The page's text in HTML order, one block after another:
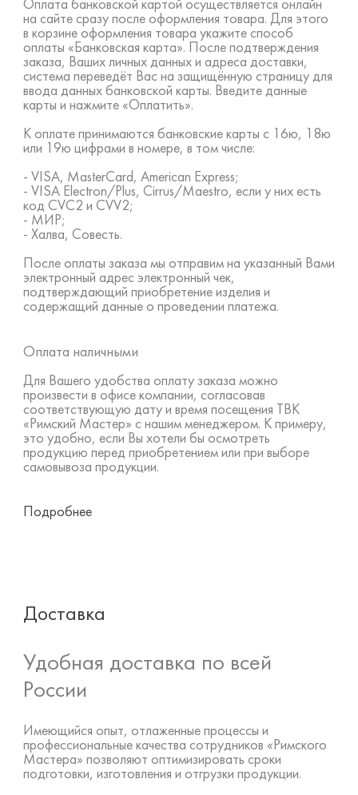
Оплата банковской картой осуществляется онлайн
на сайте сразу после оформления товара. Для этого
в корзине оформления товара укажите способ
оплаты «Банковская карта». После подтверждения
заказа, Ваших личных данных и адреса доставки,
система переведёт Вас на защищённую страницу для
ввода данных банковской карты. Введите данные
карты и нажмите «Оплатить».
К оплате принимаются банковские карты с 16ю, 18ю
или 19ю цифрами в номере, в том числе:
- VISA, MasterCard, American Express;
- VISA Electron/Plus, Cirrus/Maestro, если у них есть
код CVC2 и CVV2;
- МИР;
- Халва, Совесть.
После оплаты заказа мы отправим на указанный Вами
электронный адрес электронный чек,
подтверждающий приобретение изделия и
содержащий данные о проведении платежа.
Оплата наличными
Для Вашего удобства оплату заказа можно
произвести в офисе компании, согласовав
соответствующую дату и время посещения ТВК
«Римский Мастер» с нашим менеджером. К примеру,
это удобно, если Вы хотели бы осмотреть
продукцию перед приобретением или при выборе
самовывоза продукции.
Подробнее
Доставка
Удобная доставка по всей
России
Имеющийся опыт, отлаженные процессы и
профессиональные качества сотрудников «Римского
Мастера» позволяют оптимизировать сроки
подготовки, изготовления и отгрузки продукции.